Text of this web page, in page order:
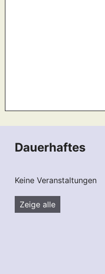
Dauerhaftes
Keine Veranstaltungen
Zeige alle